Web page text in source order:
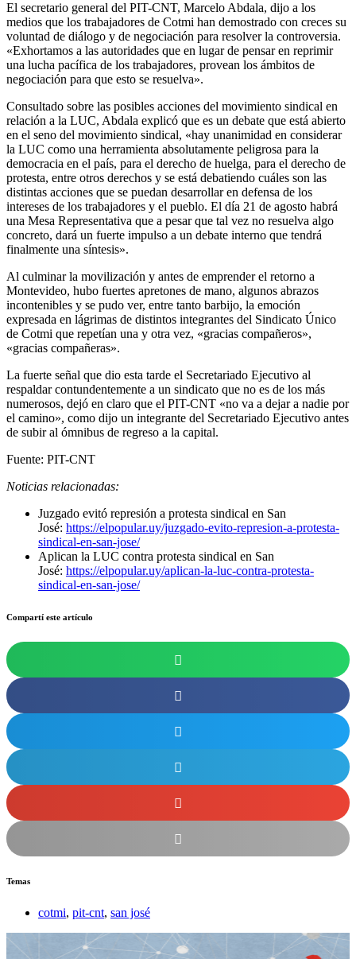
El secretario general del PIT-CNT, Marcelo Abdala, dijo a los
medios que los trabajadores de Cotmi han demostrado con creces su
voluntad de diálogo y de negociación para resolver la controversia.
«Exhortamos a las autoridades que en lugar de pensar en reprimir
una lucha pacífica de los trabajadores, provean los ámbitos de
negociación para que esto se resuelva».
Consultado sobre las posibles acciones del movimiento sindical en
relación a la LUC, Abdala explicó que es un debate que está abierto
en el seno del movimiento sindical, «hay unanimidad en considerar
la LUC como una herramienta absolutamente peligrosa para la
democracia en el país, para el derecho de huelga, para el derecho de
protesta, entre otros derechos y se está debatiendo cuáles son las
distintas acciones que se puedan desarrollar en defensa de los
intereses de los trabajadores y el pueblo. El día 21 de agosto habrá
una Mesa Representativa que a pesar que tal vez no resuelva algo
concreto, dará un fuerte impulso a un debate interno que tendrá
finalmente una síntesis».
Al culminar la movilización y antes de emprender el retorno a
Montevideo, hubo fuertes apretones de mano, algunos abrazos
incontenibles y se pudo ver, entre tanto barbijo, la emoción
expresada en lágrimas de distintos integrantes del Sindicato Único
de Cotmi que repetían una y otra vez, «gracias compañeros»,
«gracias compañeras».
La fuerte señal que dio esta tarde el Secretariado Ejecutivo al
respaldar contundentemente a un sindicato que no es de los más
numerosos, dejó en claro que el PIT-CNT «no va a dejar a nadie por
el camino», como dijo un integrante del Secretariado Ejecutivo antes
de subir al ómnibus de regreso a la capital.
Fuente: PIT-CNT
Noticias relacionadas:
Juzgado evitó represión a protesta sindical en San
José: https://elpopular.uy/juzgado-evito-represion-a-protesta-
sindical-en-san-jose/
Aplican la LUC contra protesta sindical en San
José: https://elpopular.uy/aplican-la-luc-contra-protesta-
sindical-en-san-jose/
Compartí este artículo
Temas
cotmi, pit-cnt, san josé